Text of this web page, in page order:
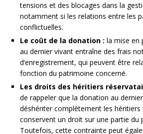
tensions et des blocages dans la
notamment si les relations entre les
conflictuelles.
Le coût de la donation : la mise en
au dernier vivant entraîne des frais
d’enregistrement, qui peuvent être
fonction du patrimoine concerné.
Les droits des héritiers
de rappeler que la donation au
déshériter complètement les héritiers
conservent un droit sur une partie du
Toutefois, cette contrainte peut